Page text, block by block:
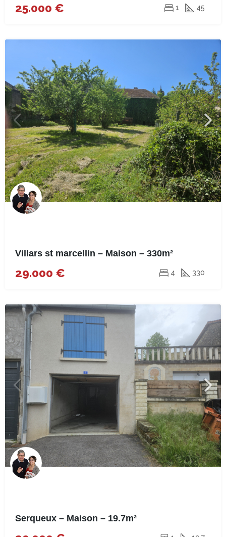
25.000 € 1 45
Villars st marcellin – Maison – 330m²
29.000 € 4 330
Serqueux – Maison – 19.7m²